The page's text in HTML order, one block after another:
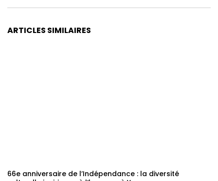
ARTICLES SIMILAIRES
66e anniversaire de l’Indépendance : la diversité